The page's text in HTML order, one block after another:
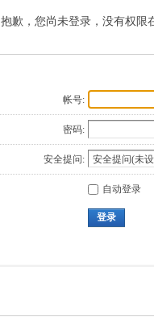
抱歉，您尚未登录，没有权限
帐号:
密码:
安全提问:
自动登录
登录